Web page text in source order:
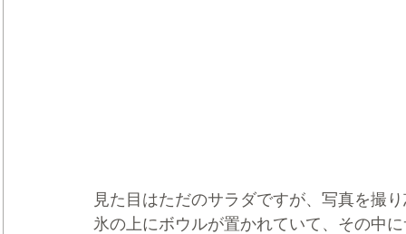
見た目はただのサラダですが、写真を撮
氷の上にボウルが置かれていて、その中